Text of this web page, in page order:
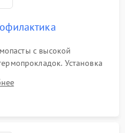
с высокой
Установка
Предварительная